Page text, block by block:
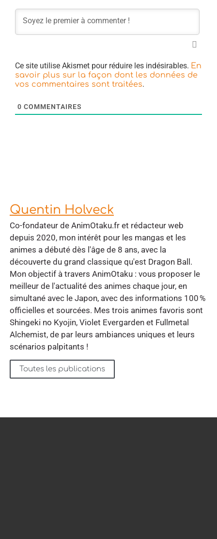
Ce site utilise Akismet pour réduire les indésirables. En
savoir plus sur la façon dont les données de
vos commentaires sont traitées.
0 COMMENTAIRES
Quentin Holveck
Co-fondateur de AnimOtaku.fr et rédacteur web
depuis 2020, mon intérêt pour les mangas et les
animes a débuté dès l'âge de 8 ans, avec la
découverte du grand classique qu'est Dragon Ball.
Mon objectif à travers AnimOtaku : vous proposer le
meilleur de l'actualité des animes chaque jour, en
simultané avec le Japon, avec des informations 100 %
officielles et sourcées. Mes trois animes favoris sont
Shingeki no Kyojin, Violet Evergarden et Fullmetal
Alchemist, de par leurs ambiances uniques et leurs
scénarios palpitants !
Toutes les publications